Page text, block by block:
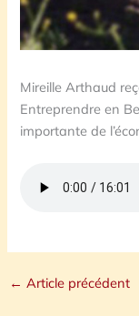
Mireille Arthaud
Entreprendre en
importante de
← Article précédent